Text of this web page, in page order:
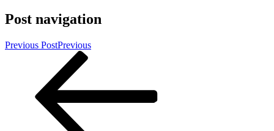
Post navigation
Previous PostPrevious